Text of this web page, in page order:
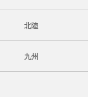
北陸
九州